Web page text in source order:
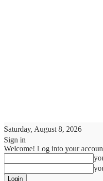
Saturday, August 8, 2026
Sign in
Welcome! Log into your